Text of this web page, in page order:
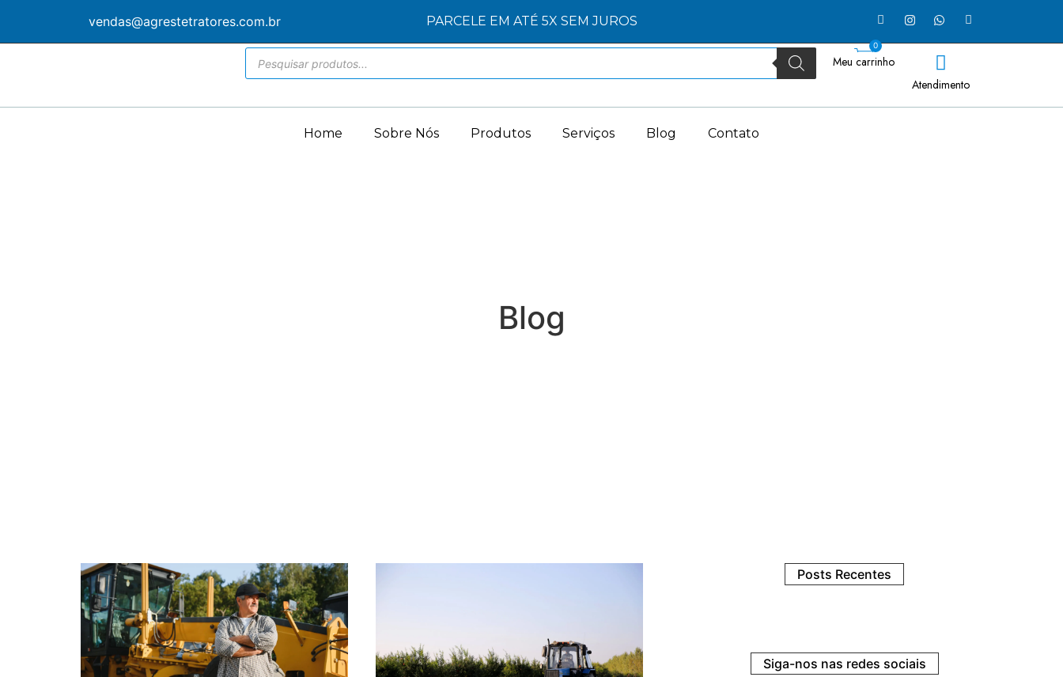
vendas@agrestetratores.com.br PARCELE EM ATÉ 5X SEM JUROS
0
Meu carrinho
Atendimento
Home Sobre Nós Produtos Serviços Blog Contato
Blog
Posts Recentes
Siga-nos nas redes sociais